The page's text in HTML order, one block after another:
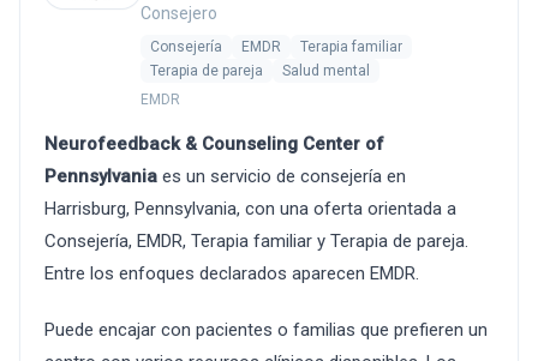
Consejero
Consejería EMDR
Terapia familiar
Terapia de pareja
Salud mental
EMDR
Neurofeedback & Counseling Center of
Pennsylvania es un servicio de consejería en
Harrisburg, Pennsylvania, con una oferta orientada a
Consejería, EMDR, Terapia familiar y Terapia de pareja.
Entre los enfoques declarados aparecen EMDR.
Puede encajar con pacientes o familias que prefieren un